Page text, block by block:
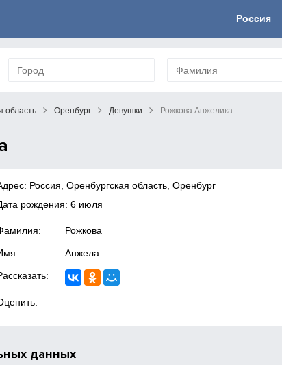
Россия
область Оренбург Девушки Рожкова Анжелика
Россия, Оренбургская область, Оренбург
рождения: 6 июля
Рожкова
Анжела
данных